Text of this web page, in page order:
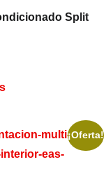
Split
¡Oferta!